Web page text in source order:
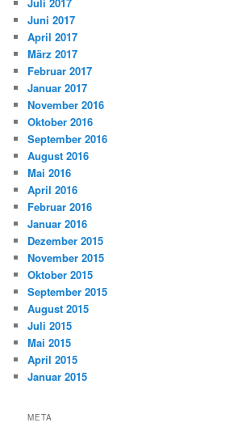
Juni 2017
April 2017
März 2017
Februar 2017
Januar 2017
November 2016
Oktober 2016
September 2016
August 2016
Mai 2016
April 2016
Februar 2016
Januar 2016
Dezember 2015
November 2015
Oktober 2015
September 2015
August 2015
Juli 2015
Mai 2015
April 2015
Januar 2015
META